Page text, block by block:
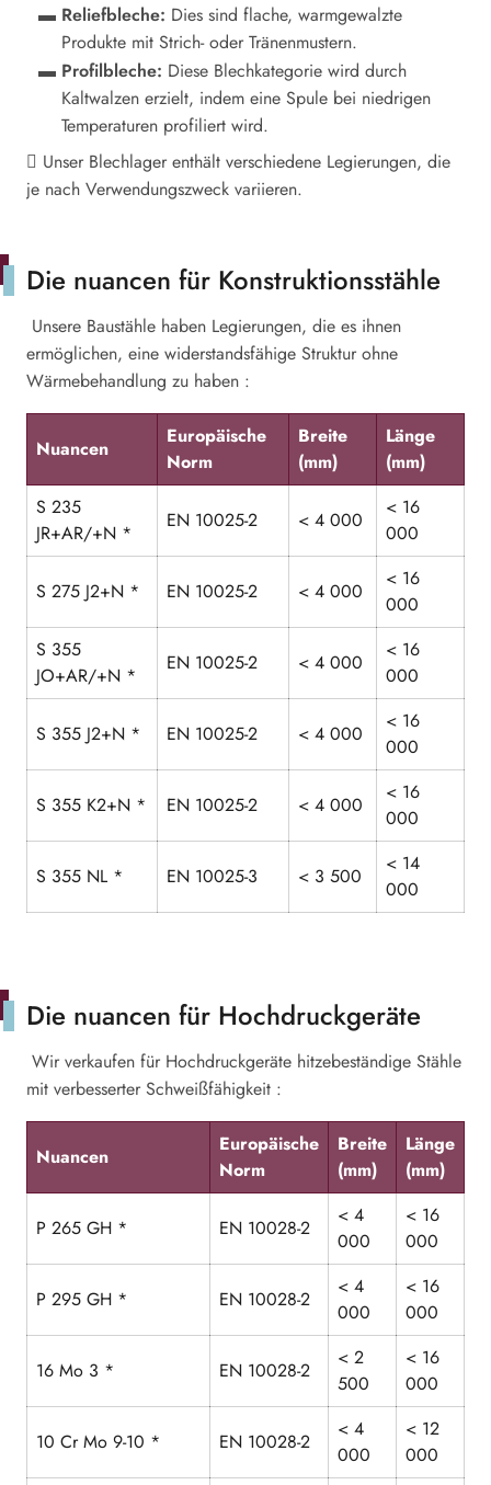
Reliefbleche: Dies sind flache, warmgewalzte
Produkte mit Strich- oder Tränenmustern.
Profilbleche: Diese Blechkategorie wird durch
Kaltwalzen erzielt, indem eine Spule bei niedrigen
Temperaturen profiliert wird.
Unser Blechlager enthält verschiedene Legierungen, die
je nach Verwendungszweck variieren.
Die nuancen für Konstruktionsstähle
Unsere Baustähle haben Legierungen, die es ihnen
ermöglichen, eine widerstandsfähige Struktur ohne
Wärmebehandlung zu haben :
Nuancen
Europäische
Norm
Breite
(mm)
Länge
(mm)
S 235
JR+AR/+N *
EN 10025-2 < 4 000
< 16
000
S 275 J2+N * EN 10025-2 < 4 000
< 16
000
S 355
JO+AR/+N *
EN 10025-2 < 4 000
< 16
000
S 355 J2+N * EN 10025-2 < 4 000
< 16
000
S 355 K2+N * EN 10025-2 < 4 000
< 16
000
S 355 NL * EN 10025-3 < 3 500
< 14
000
Die nuancen für Hochdruckgeräte
Wir verkaufen für Hochdruckgeräte hitzebeständige Stähle
mit verbesserter Schweißfähigkeit :
Nuancen
Europäische
Norm
Breite
(mm)
Länge
(mm)
P 265 GH * EN 10028-2
< 4
000
< 16
000
P 295 GH * EN 10028-2
< 4
000
< 16
000
16 Mo 3 * EN 10028-2
< 2
500
< 16
000
10 Cr Mo 9-10 * EN 10028-2
< 4
000
< 12
000